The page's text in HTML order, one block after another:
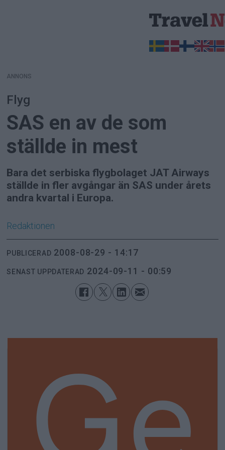
ANNONS
Flyg
SAS en av de som
ställde in mest
Bara det serbiska flygbolaget JAT Airways
ställde in fler avgångar än SAS under årets
andra kvartal i Europa.
Redaktionen
PUBLICERAD 2008-08-29 - 14:17
SENAST UPPDATERAD 2024-09-11 - 00:59